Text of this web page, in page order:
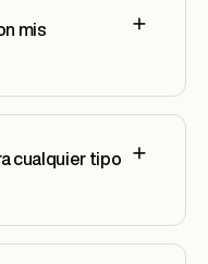
mis
cualquier tipo